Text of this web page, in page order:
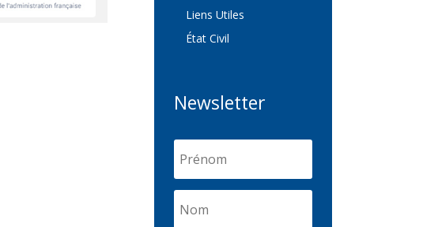
Liens Utiles
État Civil
Newsletter